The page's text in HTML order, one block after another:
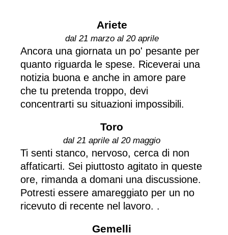
Ariete
dal 21 marzo al 20 aprile
Ancora una giornata un po' pesante per
quanto riguarda le spese. Riceverai una
notizia buona e anche in amore pare
che tu pretenda troppo, devi
concentrarti su situazioni impossibili.
Toro
dal 21 aprile al 20 maggio
Ti senti stanco, nervoso, cerca di non
affaticarti. Sei piuttosto agitato in queste
ore, rimanda a domani una discussione.
Potresti essere amareggiato per un no
ricevuto di recente nel lavoro. .
Gemelli